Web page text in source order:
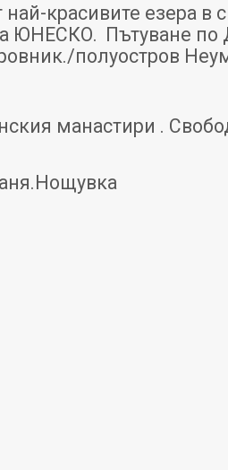
красивите езера в
ЮНЕСКО. Пътуване по
полуостров
манастири .